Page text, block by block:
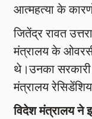
आत्महत्या के
जितेंद्र रावत
मंत्रालय के
थे।उनका
मंत्रालय
विदेश मंत्रालय ने